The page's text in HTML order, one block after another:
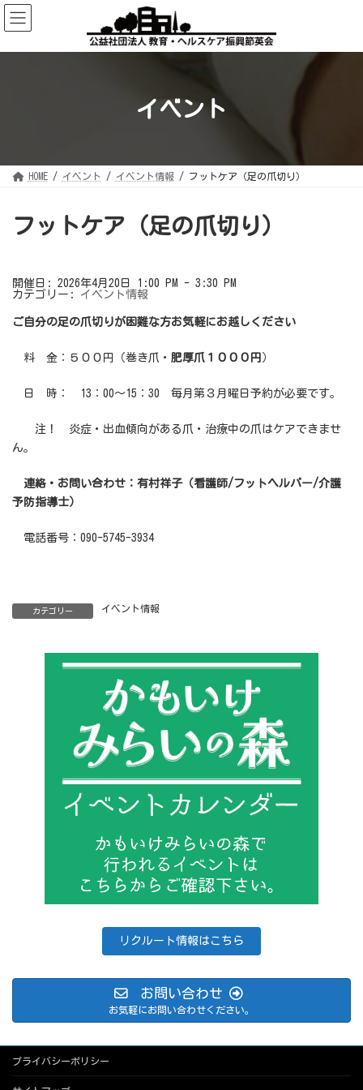
コ
ン
テ
ツ
ナ
ビ
ゲ
シ
イベント
HOME イベント イベント情報 フットケア（足の爪切り）
フットケア（足の爪切り）
開催日: 2026年4月20日 1:00 PM - 3:30 PM
カテゴリー: イベント情報
ご自分の足の爪切りが困難な方お気軽にお越しください
料 金：５００円（巻き爪・ 肥厚爪１０００円 ）
日 時： 13：00～15：30 毎月第３月曜日予約が必要です。
注！ 炎症・出血傾向がある爪・治療中の爪はケアできませ
ん。
連絡・お問い合わせ：有村祥子（看護師/フットヘルパー/介護
予防指導士）
電話番号：090-5745-3934
カテゴリー イベント情報
リクルート情報はこちら
お問い合わせ
お気軽にお問い合わせください。
プライバシーポリシー